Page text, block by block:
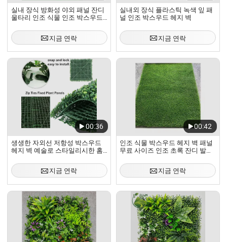
실내 장식 방화성 야외 패널 잔디
울타리 인조 식물 인조 박스우드
지금 연락
실내외 장식 플라스틱 녹색 잎 패
널 인조 박스우드 헤지 벽
지금 연락
00:36
생생한 자외선 저항성 박스우드
헤지 벽 예술로 스타일리시한 홈
지금 연락
00:42
인조 식물 박스우드 헤지 벽 패널
무료 사이즈 인조 초록 잔디 발코
지금 연락